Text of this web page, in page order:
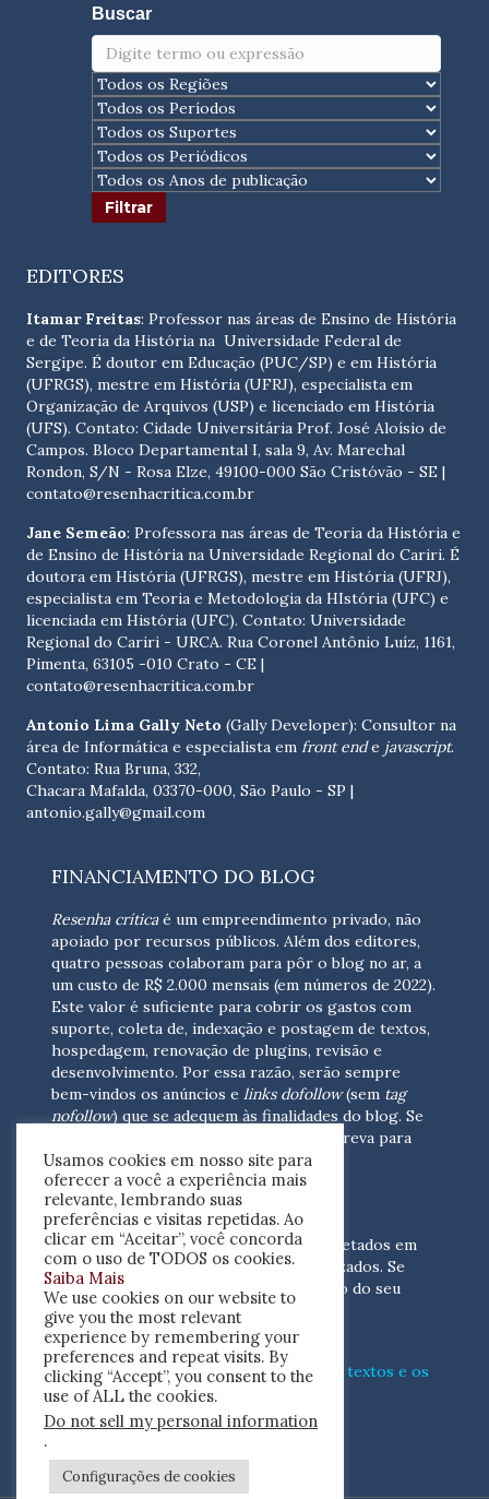
Buscar
EDITORES
Itamar Freitas: Professor nas áreas de Ensino de História
e de Teoria da História na Universidade Federal de
Sergipe. É doutor em Educação (PUC/SP) e em História
(UFRGS), mestre em História (UFRJ), especialista em
Organização de Arquivos (USP) e licenciado em História
(UFS). Contato: Cidade Universitária Prof. José Aloísio de
Campos. Bloco Departamental I, sala 9, Av. Marechal
Rondon, S/N - Rosa Elze, 49100-000 São Cristóvão - SE |
contato@resenhacritica.com.br
Jane Semeão: Professora nas áreas de Teoria da História e
de Ensino de História na Universidade Regional do Cariri. É
doutora em História (UFRGS), mestre em História (UFRJ),
especialista em Teoria e Metodologia da HIstória (UFC) e
licenciada em História (UFC). Contato: Universidade
Regional do Cariri - URCA. Rua Coronel Antônio Luíz, 1161,
Pimenta, 63105 -010 Crato - CE |
contato@resenhacritica.com.br
Antonio Lima Gally Neto (Gally Developer): Consultor na
área de Informática e especialista em front ende javascript.
Contato: Rua Bruna, 332,
Chacara Mafalda, 03370-000, São Paulo - SP |
antonio.gally@gmail.com
FINANCIAMENTO DO BLOG
Resenha críticaé um empreendimento privado, não
apoiado por recursos públicos. Além dos editores,
quatro pessoas colaboram para pôr o blog no ar, a
um custo de R$ 2.000 mensais (em números de 2022).
Este valor é suficiente para cobrir os gastos com
suporte, coleta de, indexação e postagem de textos,
hospedagem, renovação de plugins, revisão e
desenvolvimento. Por essa razão, serão sempre
bem-vindos os anúncios e links dofollow(sem tag
nofollow) que se adequem às finalidades do blog. Se
escreva para
nós(contato@resenhacritica.com.br)
FONTES E ACERVO
As resenhas, dossiês e sumários são coletados em
periódicos acadêmicos e sites especializados. Se
você tem interesse em divulgar o acervo do seu
periódico, escreva para nós
(contato@resenhacritica.com.br)
Conheça omodocomo processamos os textos e os
índicesdisponibilizados neste blog.
ISSN 2764-0302
Usamos cookies em nosso site para
oferecer a você a experiência mais
relevante, lembrando suas
preferências e visitas repetidas. Ao
clicar em “Aceitar”, você concorda
com o uso de TODOS os cookies.
Saiba Mais
We use cookies on our website to
give you the most relevant
experience by remembering your
preferences and repeat visits. By
clicking “Accept”, you consent to the
use of ALL the cookies.
Do not sell my personal information
.
Configurações de cookies